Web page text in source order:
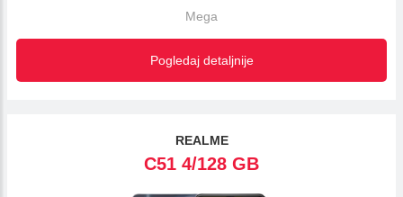
Mega
Pogledaj detaljnije
REALME
C51 4/128 GB